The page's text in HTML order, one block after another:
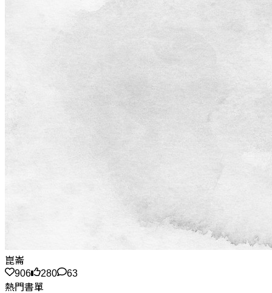
崑崙
906
280
63
熱門書單